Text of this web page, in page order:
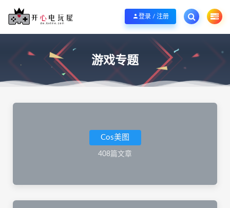
欢迎您光临开心电玩屋，本站专注分享精品整合游戏！销售只是起点！服务永无
登录 / 注册
游戏专题
Cos美图
408篇文章